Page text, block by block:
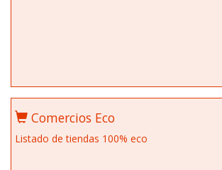
Comercios Eco
Listado de tiendas 100% eco